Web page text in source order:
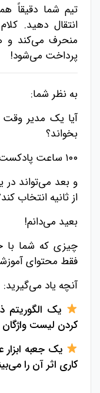
تیم شما دقیقاً
انتقال دهید.
منحرف می‌کند و
پرداخت می‌شود!
به نظر شما:
بخواند؟
۱۰۰ ساعت پادکست گوش دهد؟
و بعد می‌تواند
از ثانیه انتخاب
بعید می‌دانم!
چیزی که شما با
فقط محتوای
آنچه یاد می‌گیرید:
یک
کردن لیست
یک جعبه ابزار
کاری اثر آن را